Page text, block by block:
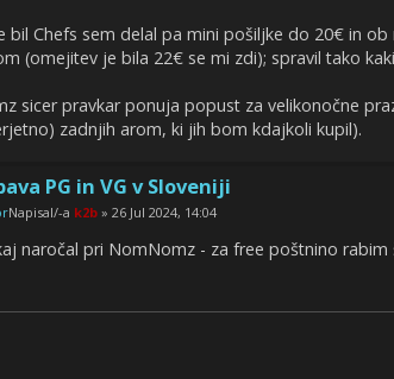
bil Chefs sem delal pa mini pošiljke do 20€ in
(omejitev je bila 22€ se mi zdi); spravil tako
sicer pravkar ponuja popust za velikonočne
zadnjih arom, ki jih bom kdajkoli kupil).
PG in VG v Sloveniji
Napisal/-a k2b» 26 Jul 2024, 14:04
naročal pri NomNomz - za free poštnino rabim